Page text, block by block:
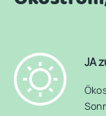
JA